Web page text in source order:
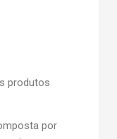
produtos
por